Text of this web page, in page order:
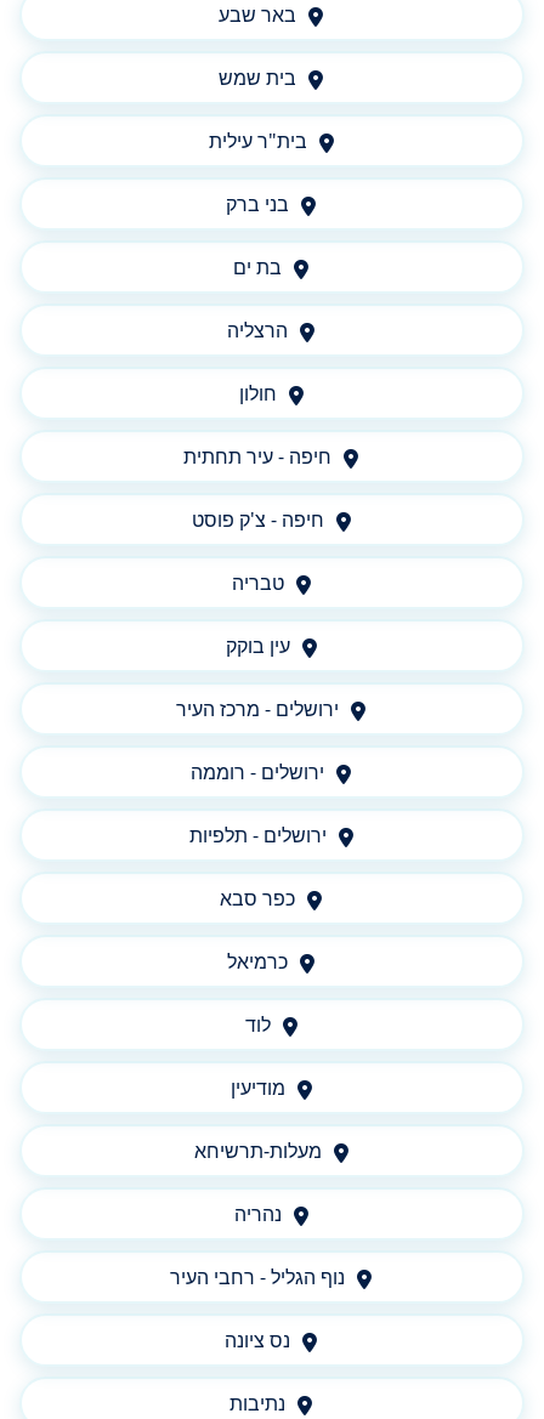
באר שבע
בית שמש
בית"ר עילית
בני ברק
בת ים
הרצליה
חולון
חיפה - עיר תחתית
חיפה - צ'ק פוסט
טבריה
עין בוקק
ירושלים - מרכז העיר
ירושלים - רוממה
ירושלים - תלפיות
כפר סבא
כרמיאל
לוד
מודיעין
מעלות-תרשיחא
נהריה
נוף הגליל - רחבי העיר
נס ציונה
נתיבות